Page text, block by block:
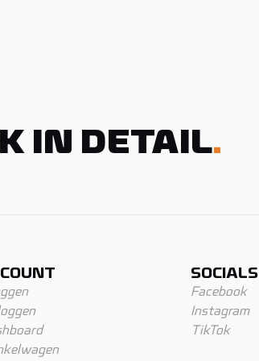
IN DETAIL.
SOCIALS
Facebook
Instagram
TikTok